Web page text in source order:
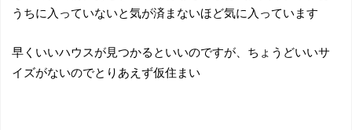
うちに入っていないと気が済まないほど気に入っています
早くいいハウスが見つかるといいのですが、ちょうどいいサ
イズがないのでとりあえず仮住まい